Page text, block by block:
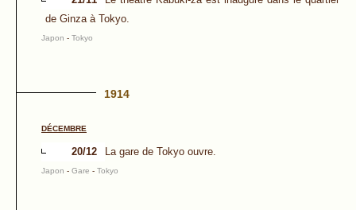
de Ginza à Tokyo.
Japon - Tokyo
1914
DÉCEMBRE
20/12 La gare de Tokyo ouvre.
Japon - Gare - Tokyo